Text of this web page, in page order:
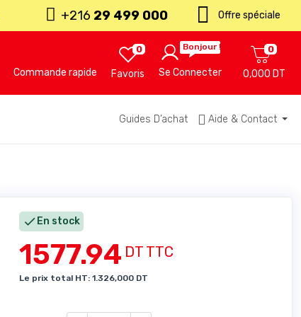
+216 29 499 000 Offre spéciale
Commande rapide Favoris
0 Bonjour !
Se Connecter 0,000 DT
0
Guides D’achat Aide & Contact
 En stock
1577.94DT TTC
Le prix total HT: 1.326,000 DT